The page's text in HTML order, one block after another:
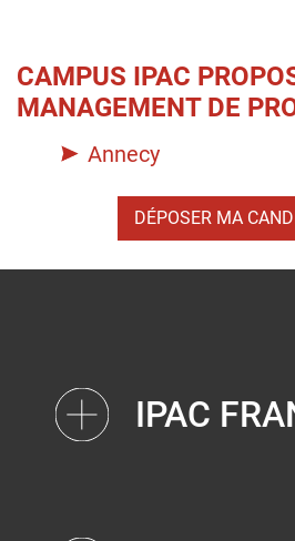
CAMPUS IPAC
MANAGEMENT DE
Annecy
DÉPOSER MA
IPAC